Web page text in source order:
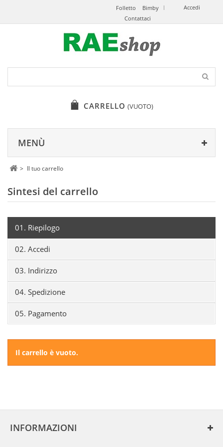
Accedi
Folletto
Bimby
Contattaci
CARRELLO (VUOTO)
MENÙ
> Il tuo carrello
Sintesi del carrello
01. Riepilogo
02. Accedi
03. Indirizzo
04. Spedizione
05. Pagamento
Il carrello è vuoto.
INFORMAZIONI